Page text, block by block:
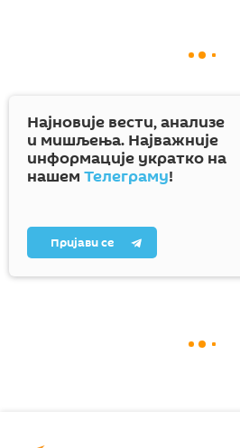
Најновије вести, анализе
и мишљења. Најважније
информације укратко на
нашем Телеграму!
Пријави се